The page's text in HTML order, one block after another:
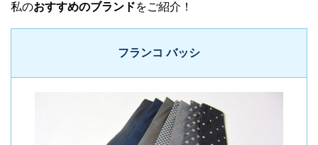
私のおすすめのブランドをご紹介！
フランコ バッシ